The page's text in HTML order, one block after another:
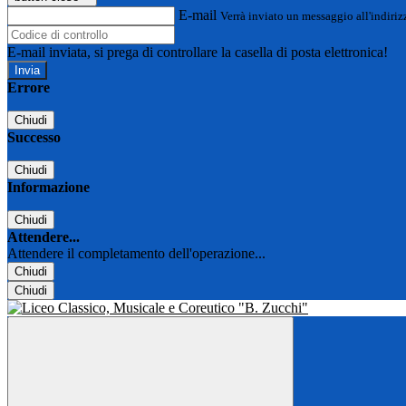
E-mail Verrà inviato un messaggio
E-mail inviata, si prega di controllare la casella di posta elettronica!
Errore
Chiudi
Successo
Chiudi
Informazione
Chiudi
Attendere...
Attendere il completamento dell'operazione...
Chiudi
Chiudi